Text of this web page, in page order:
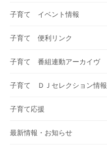
子育て イベント情報
子育て 便利リンク
子育て 番組連動アーカイヴ
子育て ＤＪセレクション情報
子育て応援
最新情報・お知らせ